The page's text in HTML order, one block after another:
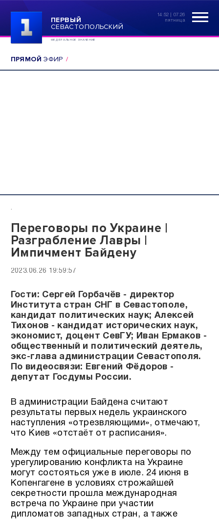
ПЕРВЫЙ
СЕВАСТОПОЛЬСКИЙ
ФЕДЕРАЛЬНОЕ ЗНАЧЕНИЕ
14:52 | 07.26
пятница
ПРЯМОЙ ЭФИР
.
Переговоры по Украине |
Разграбление Лавры |
Импичмент Байдену
2023.06.26 19:59:57
Гости: Сергей Горбачёв - директор
Института стран СНГ в Севастополе,
кандидат политических наук; Алексей
Тихонов - кандидат исторических наук,
экономист, доцент СевГУ; Иван Ермаков -
общественный и политический деятель,
экс-глава администрации Севастополя.
По видеосвязи: Евгений Фёдоров -
депутат Госдумы России.
В администрации Байдена считают
результаты первых недель украинского
наступления «отрезвляющими», отмечают,
что Киев «отстаёт от расписания».
Между тем официальные переговоры по
урегулированию конфликта на Украине
могут состояться уже в июле. 24 июня в
Копенгагене в условиях строжайшей
секретности прошла международная
встреча по Украине при участии
дипломатов западных стран, а также